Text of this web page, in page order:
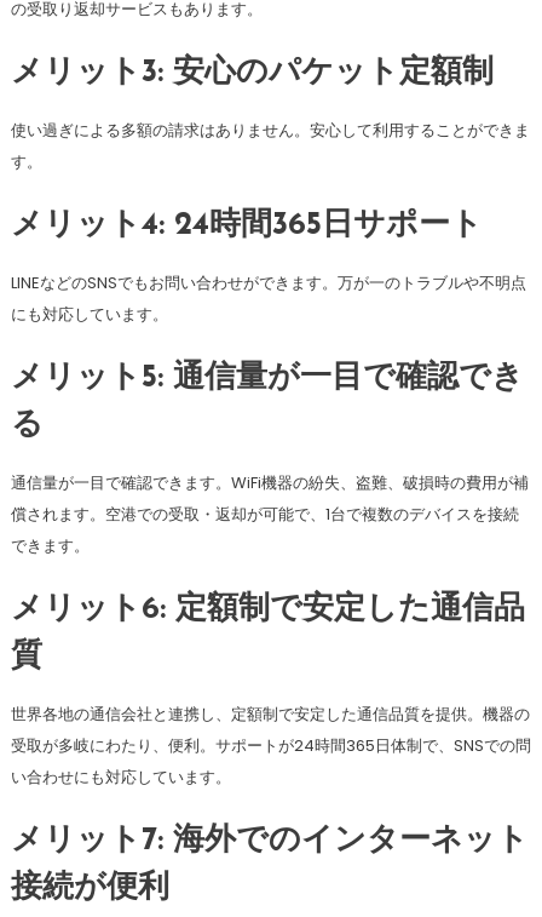
の受取り返却サービスもあります。
メリット3: 安心のパケット定額制
使い過ぎによる多額の請求はありません。安心して利用することができま
す。
メリット4: 24時間365日サポート
LINEなどのSNSでもお問い合わせができます。万が一のトラブルや不明点
にも対応しています。
メリット5: 通信量が一目で確認でき
る
通信量が一目で確認できます。WiFi機器の紛失、盗難、破損時の費用が補
償されます。空港での受取・返却が可能で、1台で複数のデバイスを接続
できます。
メリット6: 定額制で安定した通信品
質
世界各地の通信会社と連携し、定額制で安定した通信品質を提供。機器の
受取が多岐にわたり、便利。サポートが24時間365日体制で、SNSでの問
い合わせにも対応しています。
メリット7: 海外でのインターネット
接続が便利